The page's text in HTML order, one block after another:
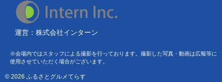
運営：株式会社インターン
※会場内ではスタッフによる撮影を行っております。撮影した写真・動画は広報等に
使用させていただく場合がございます。
© 2026 ふるさとグルメてらす